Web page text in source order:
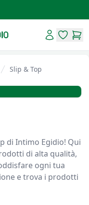
Egidio
Account
items in
Slip & Top
di Intimo Egidio! Qui
di alta qualità,
ogni tua
e trova i prodotti